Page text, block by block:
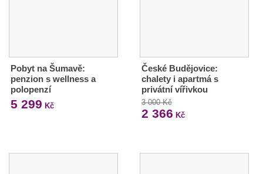
Pobyt na Šumavě:
penzion s wellness a
polopenzí
5 299 Kč
České Budějovice:
chalety i apartmá s
privátní vířivkou
3 000 Kč
2 366 Kč